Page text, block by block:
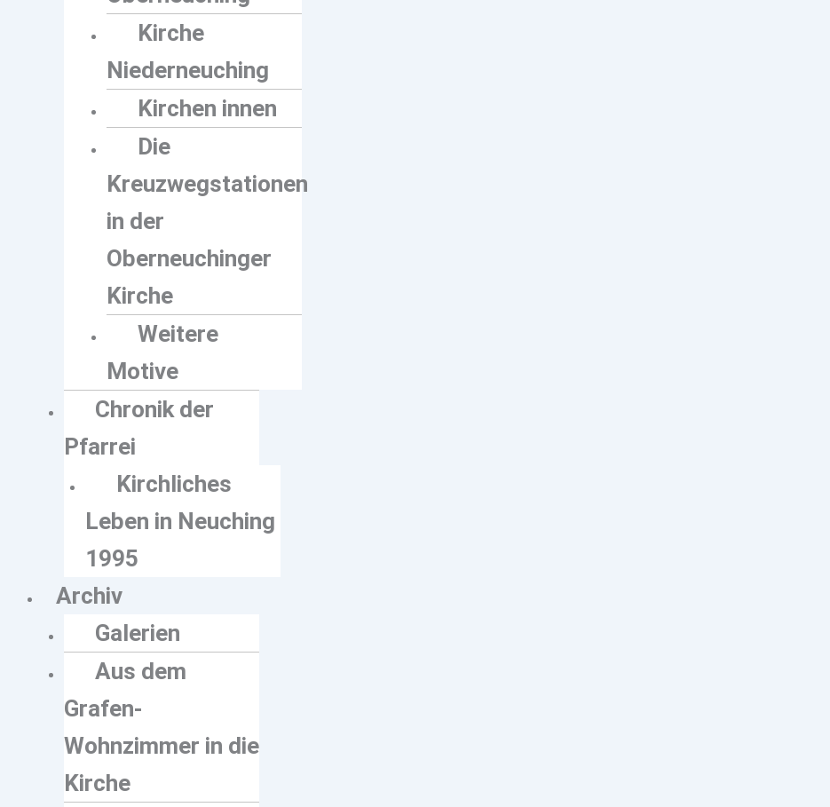
Kirche
Niederneuching
Kirchen innen
Die
Kreuzwegstationen
in der
Oberneuchinger
Kirche
Weitere
Motive
Chronik der
Pfarrei
Kirchliches
Leben in Neuching
1995
Archiv
Galerien
Aus dem
Grafen-
Wohnzimmer in die
Kirche